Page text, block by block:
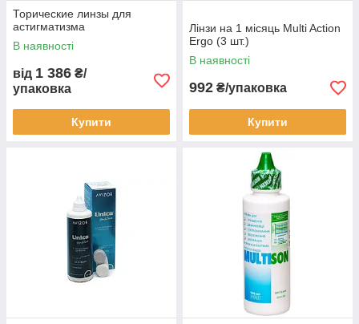
Торические линзы для
астигматизма
В наявності
від 1 386 ₴/
упаковка
Купити
Лінзи на 1 місяць Multi Action
Ergo (3 шт.)
В наявності
992 ₴/упаковка
Купити